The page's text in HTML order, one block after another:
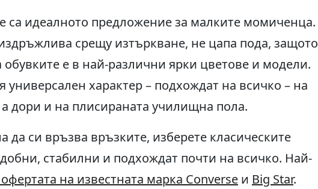
са идеалното предложение за малките момиченца.
срещу изтъркване, не цапа пода, защото
обувките е в най-различни ярки цветове и модели.
универсален характер – подхождат на всичко – на
дори и на плисираната училищна пола.
си връзва връзките, изберете класическите
стабилни и подхождат почти на всичко. Най-
на известната марка Converse и Big Star.